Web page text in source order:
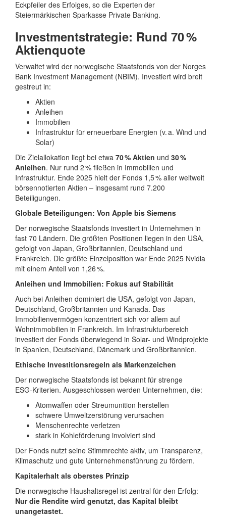
Eckpfeiler des Erfolges, so die Experten der
Steiermärkischen Sparkasse Private Banking.
Investmentstrategie: Rund 70 %
Aktienquote
Verwaltet wird der norwegische Staatsfonds von der Norges
Bank Investment Management (NBIM). Investiert wird breit
gestreut in:
Aktien
Anleihen
Immobilien
Infrastruktur für erneuerbare Energien (v. a. Wind und
Solar)
Die Zielallokation liegt bei etwa 70 % Aktien und 30 %
Anleihen. Nur rund 2 % fließen in Immobilien und
Infrastruktur. Ende 2025 hielt der Fonds 1,5 % aller weltweit
börsennotierten Aktien – insgesamt rund 7.200
Beteiligungen.
Globale Beteiligungen: Von Apple bis Siemens
Der norwegische Staatsfonds investiert in Unternehmen in
fast 70 Ländern. Die größten Positionen liegen in den USA,
gefolgt von Japan, Großbritannien, Deutschland und
Frankreich. Die größte Einzelposition war Ende 2025 Nvidia
mit einem Anteil von 1,26 %.
Anleihen und Immobilien: Fokus auf Stabilität
Auch bei Anleihen dominiert die USA, gefolgt von Japan,
Deutschland, Großbritannien und Kanada. Das
Immobilienvermögen konzentriert sich vor allem auf
Wohnimmobilien in Frankreich. Im Infrastrukturbereich
investiert der Fonds überwiegend in Solar- und Windprojekte
in Spanien, Deutschland, Dänemark und Großbritannien.
Ethische Investitionsregeln als Markenzeichen
Der norwegische Staatsfonds ist bekannt für strenge
ESG‑Kriterien. Ausgeschlossen werden Unternehmen, die:
Atomwaffen oder Streumunition herstellen
schwere Umweltzerstörung verursachen
Menschenrechte verletzen
stark in Kohleförderung involviert sind
Der Fonds nutzt seine Stimmrechte aktiv, um Transparenz,
Klimaschutz und gute Unternehmensführung zu fördern.
Kapitalerhalt als oberstes Prinzip
Die norwegische Haushaltsregel ist zentral für den Erfolg:
Nur die Rendite wird genutzt, das Kapital bleibt
unangetastet.